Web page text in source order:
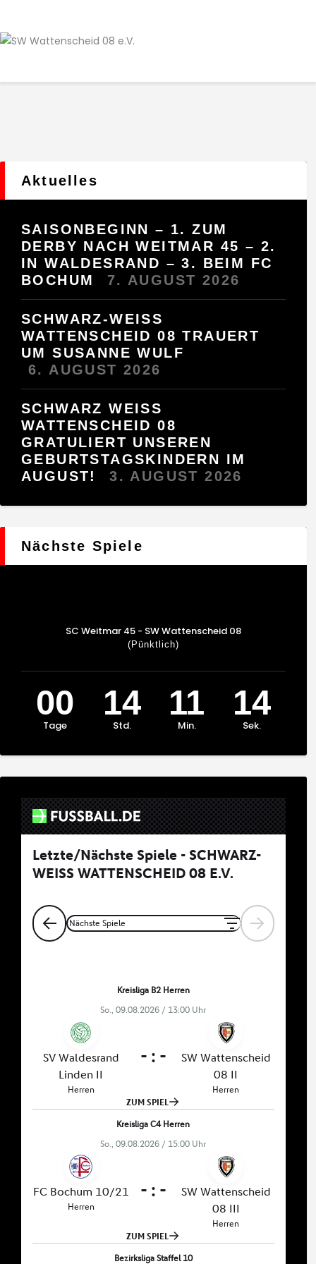
Leitbild
Verein
Kontakt
Datenschutz / Impressum
Aktuelles
SAISONBEGINN – 1. ZUM
DERBY NACH WEITMAR 45 – 2.
IN WALDESRAND – 3. BEIM FC
BOCHUM
7. AUGUST 2026
SCHWARZ-WEISS
WATTENSCHEID 08 TRAUERT
UM SUSANNE WULF
6. AUGUST 2026
SCHWARZ WEISS W
ATTENSCHEID 08 G
RATULIERT UNSEREN G
EBURTSTAGSKINDERN IM A
UGUST!
3. AUGUST 2026
Nächste Spiele
SC Weitmar 45 - SW Wattenscheid 08
(Pünktlich)
00
Tage
14
Std.
11
Min.
14
Sek.